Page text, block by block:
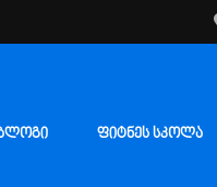
ᲤᲘᲢᲜᲔᲡ ᲡᲙᲝᲚᲐ